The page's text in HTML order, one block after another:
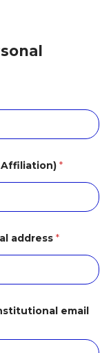
*
address *
email